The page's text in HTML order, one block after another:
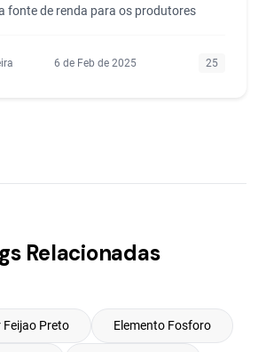
fonte de renda para os produtores
6 de Feb de 2025 25
Relacionadas
Preto Elemento Fosforo